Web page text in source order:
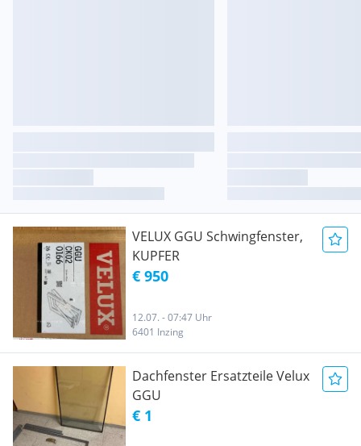
VELUX GGU Schwingfenster,
KUPFER
€ 950
12.07. - 07:47 Uhr
6401 Inzing
Dachfenster Ersatzteile Velux
GGU
€ 1